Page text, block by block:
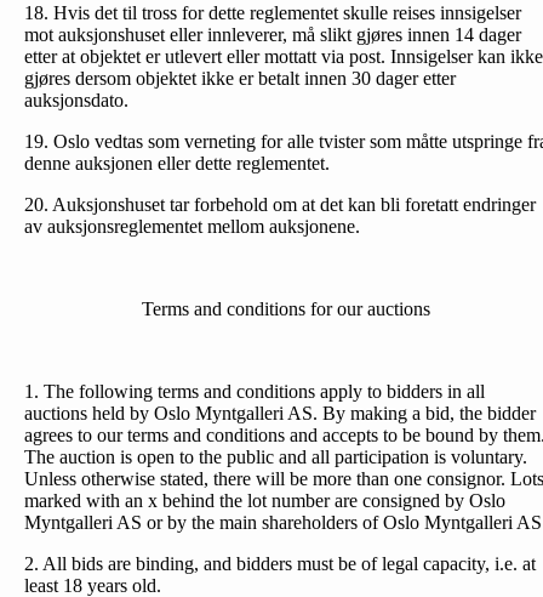
18. Hvis det til tross for dette reglementet skulle reises inn­sigelser
mot auksjonshuset eller innleverer, må slikt gjøres innen 14 dager
etter at objektet er utlevert eller mottatt via post. Innsigelser kan ikke
gjøres dersom objektet ikke er betalt innen 30 dager etter
auksjonsdato.
19. Oslo vedtas som verneting for alle tvister som måtte utspringe
denne auksjonen eller dette reglementet.
20. Auksjonshuset tar forbehold om at det kan bli foretatt endringer
av auksjonsreglementet mellom auksjonene.
Terms and conditions for our auctions
1. The following terms and conditions apply to bidders in all
auctions held by Oslo Myntgalleri AS. By making a bid, the bidder
agrees to our terms and conditions and accepts to be bound by
The auction is open to the public and all participation is voluntary.
Unless otherwise stated, there will be more than one consignor. Lots
marked with an x behind the lot number are consigned by Oslo
Myntgalleri AS or by the main shareholders of Oslo Myntgalleri
2. All bids are binding, and bidders must be of legal capacity, i.e. at
least 18 years old.